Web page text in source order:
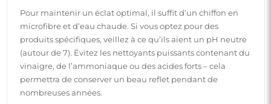
Pour maintenir un éclat optimal, il suffit d’un chiffon en
microfibre et d’eau chaude. Si vous optez pour des
produits spécifiques, veillez à ce qu’ils aient un pH neutre
(autour de 7). Évitez les nettoyants puissants contenant du
vinaigre, de l’ammoniaque ou des acides forts – cela
permettra de conserver un beau reflet pendant de
nombreuses années.